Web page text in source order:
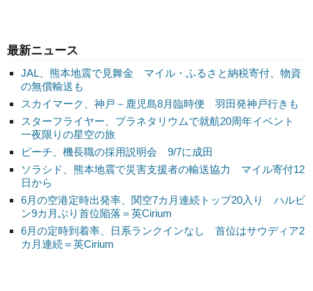
最新ニュース
JAL、熊本地震で見舞金 マイル・ふるさと納税寄付、物資
の無償輸送も
スカイマーク、神戸－鹿児島8月臨時便 羽田発神戸行きも
スターフライヤー、プラネタリウムで就航20周年イベント
一夜限りの星空の旅
ピーチ、機長職の採用説明会 9/7に成田
ソラシド、熊本地震で災害支援者の輸送協力 マイル寄付12
日から
6月の空港定時出発率、関空7カ月連続トップ20入り ハルビ
ン9カ月ぶり首位陥落＝英Cirium
6月の定時到着率、日系ランクインなし 首位はサウディア2
カ月連続＝英Cirium